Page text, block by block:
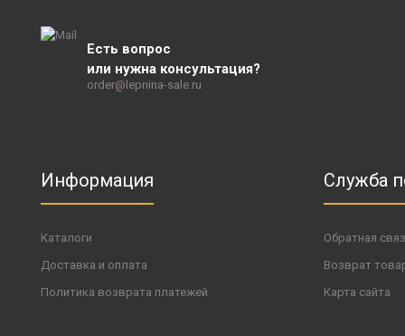
Есть вопрос
или нужна консультация?
order@lepnina-sale.ru
Информация
Каталоги
Доставка и оплата
Политика возврата платежей
Служба
Обратная
Возврат
Карта сайта